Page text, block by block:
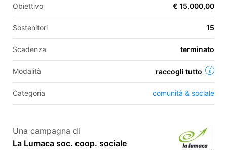
Obiettivo € 15.000,00
Sostenitori 15
Scadenza terminato
Modalità raccogli tutto
Categoria comunità & sociale
Una campagna di
La Lumaca soc. coop. sociale